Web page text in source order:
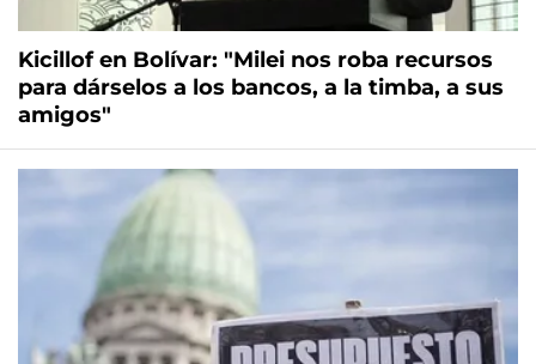
Kicillof en Bolívar: "Milei nos roba recursos
para dárselos a los bancos, a la timba, a sus
amigos"